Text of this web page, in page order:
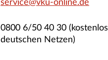
service@vku-online.de
0800 6/50 40 30
deutschen Netzen)